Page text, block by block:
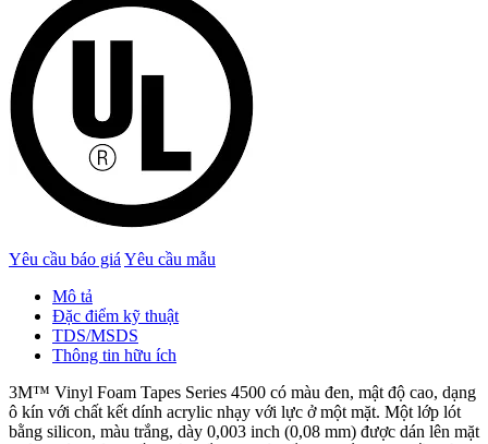
Yêu cầu báo giá Yêu cầu mẫu
Mô tả
Đặc điểm kỹ thuật
TDS/MSDS
Thông tin hữu ích
3M™ Vinyl Foam Tapes Series 4500 có màu đen, mật độ cao, dạng
ô kín với chất kết dính acrylic nhạy với lực ở một mặt. Một lớp lót
bằng silicon, màu trắng, dày 0,003 inch (0,08 mm) được dán lên mặt